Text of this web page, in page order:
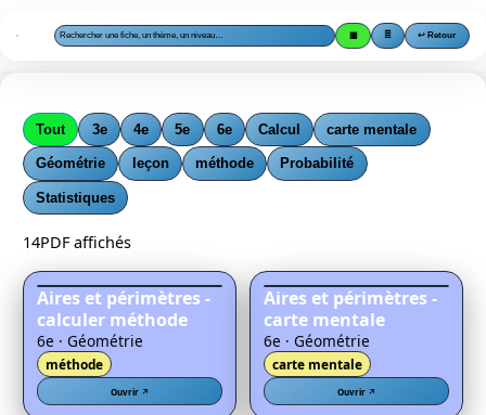
▦ ≣ ↩️ Retour
Tout 3e 4e 5e 6e Calcul carte mentale
Géométrie leçon méthode Probabilité
Statistiques
14PDF affichés
Aires et périmètres -
calculer méthode
6e · Géométrie
méthode
Ouvrir ↗
Aires et périmètres -
carte mentale
6e · Géométrie
carte mentale
Ouvrir ↗